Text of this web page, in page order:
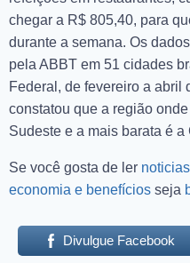
chegar a R$ 805,40, para
durante a semana. Os
pela ABBT em 51 cidades
Federal, de fevereiro a abril
constatou que a região
Sudeste e a mais barata é a
Se você gosta de ler
economia e benefícios seja
Divulgue Facebook